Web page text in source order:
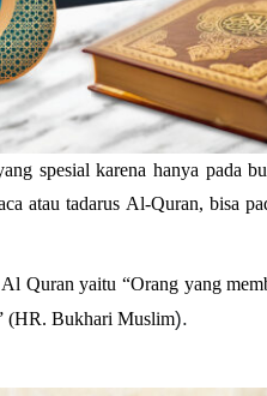
spesial karena hanya pada
atau tadarus Al-Quran, bisa
Quran yaitu “Orang yang
(HR. Bukhari Muslim).